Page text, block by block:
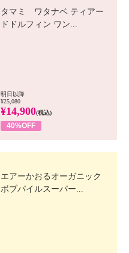
タマミ ワタナベ ティアー
ドドルフィン ワン...
明日以降
¥25,080
¥14,900(税込)
40%OFF
エアーかおるオーガニック
ボブパイルスーパー...